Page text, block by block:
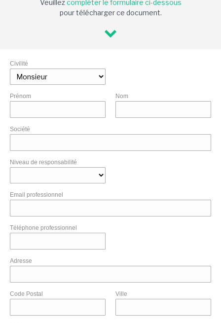
Veuillezcompléter le formulaire ci-dessous
pour télécharger ce document.
Civilité
Prénom Nom
Société
Niveau de responsabilité
Email professionnel
Téléphone professionnel
Adresse
Code Postal Ville